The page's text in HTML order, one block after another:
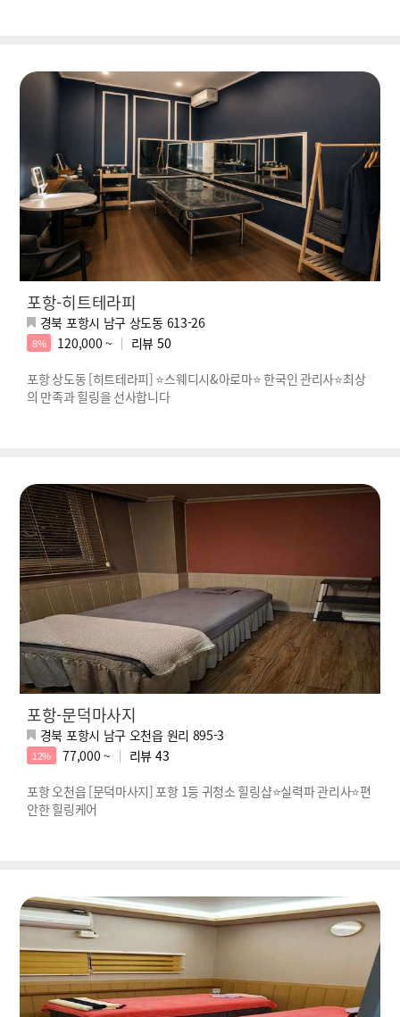
포항-히트테라피
경북 포항시 남구 상도동 613-26
8% 120,000 ~ 리뷰 50
포항 상도동 [히트테라피] ⭐스웨디시&아로마⭐ 한국인 관리사⭐최상
의 만족과 힐링을 선사합니다
포항-문덕마사지
경북 포항시 남구 오천읍 원리 895-3
12% 77,000 ~ 리뷰 43
포항 오천읍 [문덕마사지] 포항 1등 귀청소 힐링샵⭐실력파 관리사⭐편
안한 힐링케어